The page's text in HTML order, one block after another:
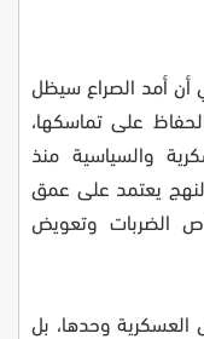
أن أمد الصراع سيظل
على تماسكها،
والسياسية منذ
النهج يعتمد على عمق
الضربات وتعويض
وحدها، بل